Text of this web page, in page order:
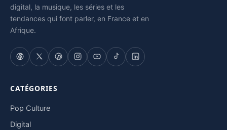
digital, la musique, les séries et les
tendances qui font parler, en France et en
Afrique.
CATÉGORIES
Pop Culture
Digital